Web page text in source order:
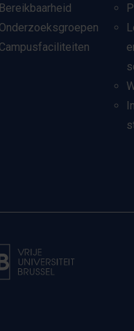
Bereikbaarheid
Onderzoeksgroepen
Campusfaciliteiten